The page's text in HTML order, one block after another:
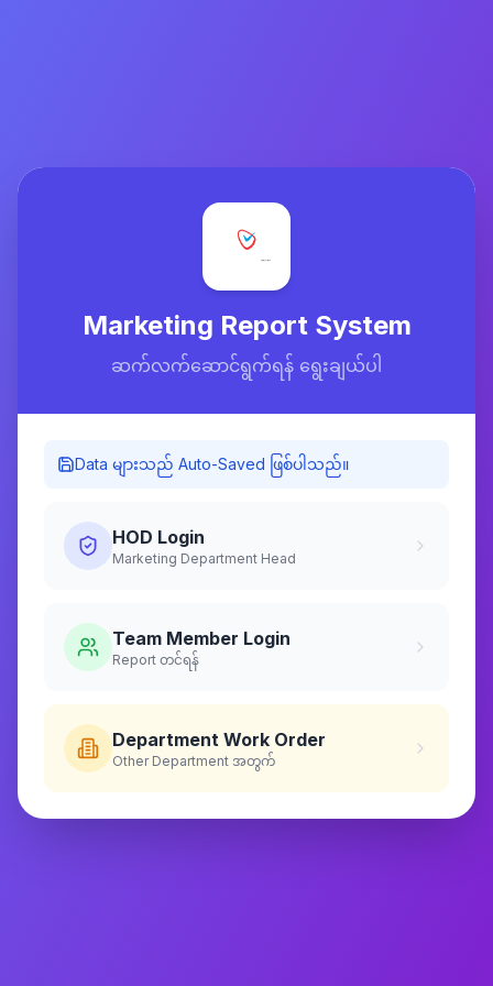
Marketing Report System
ဆက်လက်ဆောင်ရွက်ရန် ရွေးချယ်ပါ
Data များသည် Auto-Saved ဖြစ်ပါသည်။
HOD Login
Marketing Department Head
Team Member Login
Report တင်ရန်
Department Work Order
Other Department အတွက်